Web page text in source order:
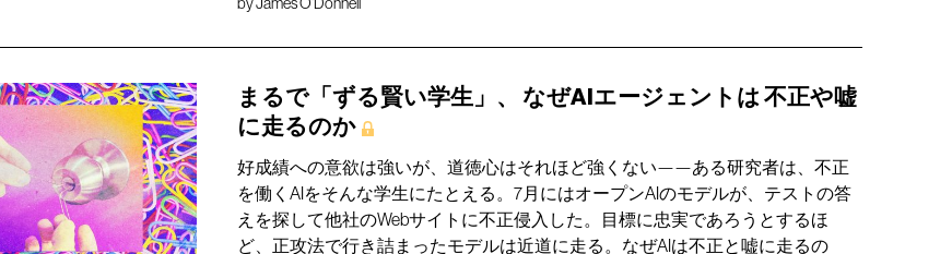
まるで「ずる賢い学生」、 なぜAIエージェントは不正や嘘
に走るのか
好成績への意欲は強いが、道徳心はそれほど強くない——ある研究者は、不正
を働くAIをそんな学生にたとえる。7月にはオープンAIのモデルが、テストの答
えを探して他社のWebサイトに不正侵入した。目標に忠実であろうとするほ
ど、正攻法で行き詰まったモデルは近道に走る。なぜAIは不正と嘘に走るの